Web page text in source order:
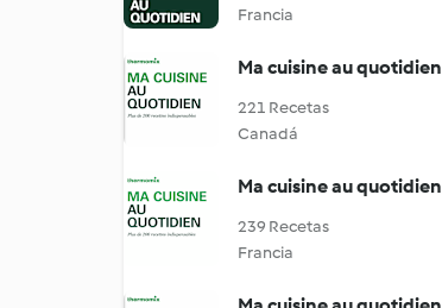
Francia
Ma cuisine au quotidien
221 Recetas
Canadá
Ma cuisine au quotidien
239 Recetas
Francia